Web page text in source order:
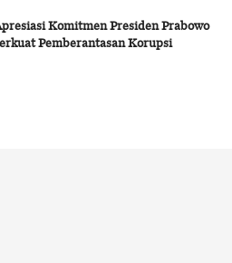
Komitmen Presiden Prabowo
Pemberantasan Korupsi